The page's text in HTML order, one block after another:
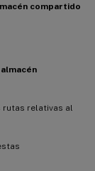
compartido
relativas al